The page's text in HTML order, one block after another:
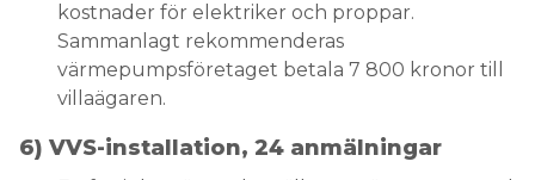
kostnader för elektriker och proppar.
Sammanlagt rekommenderas
värmepumpsföretaget betala 7 800 kronor till
villaägaren.
6) VVS-installation, 24 anmälningar